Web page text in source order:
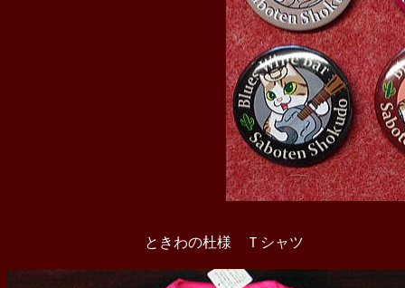
ときわの杜様 Ｔシャツ